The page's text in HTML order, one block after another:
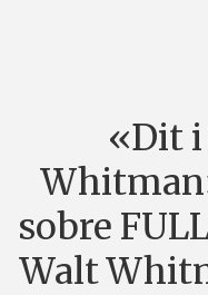
«Dit
sobre
Walt